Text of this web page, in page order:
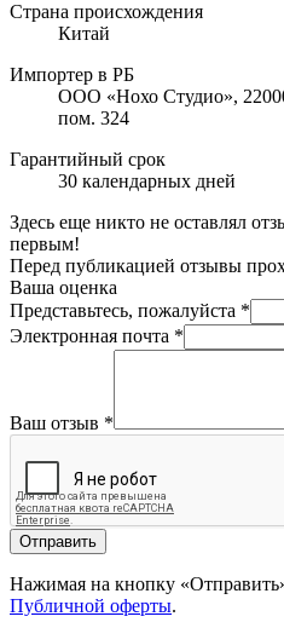
Страна происхождения
Китай
Импортер в РБ
ООО «Нохо Студио»,
пом. 324
Гарантийный срок
30 календарных дней
Здесь еще никто не оставлял
первым!
Перед публикацией отзывы
Ваша оценка
Представьтесь, пожалуйста *
Электронная почта *
Ваш отзыв *
Отправить
Нажимая на кнопку
Публичной оферты.